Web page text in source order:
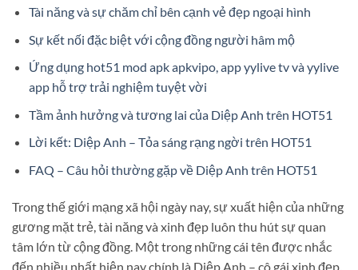
Tài năng và sự chăm chỉ bên cạnh vẻ đẹp ngoại hình
Sự kết nối đặc biệt với cộng đồng người hâm mộ
Ứng dụng hot51 mod apk apkvipo, app yylive tv và yylive
app hỗ trợ trải nghiệm tuyệt vời
Tầm ảnh hưởng và tương lai của Diệp Anh trên HOT51
Lời kết: Diệp Anh – Tỏa sáng rạng ngời trên HOT51
FAQ – Câu hỏi thường gặp về Diệp Anh trên HOT51
Trong thế giới mạng xã hội ngày nay, sự xuất hiện của những
gương mặt trẻ, tài năng và xinh đẹp luôn thu hút sự quan
tâm lớn từ cộng đồng. Một trong những cái tên được nhắc
đến nhiều nhất hiện nay chính là Diệp Anh – cô gái xinh đẹp,